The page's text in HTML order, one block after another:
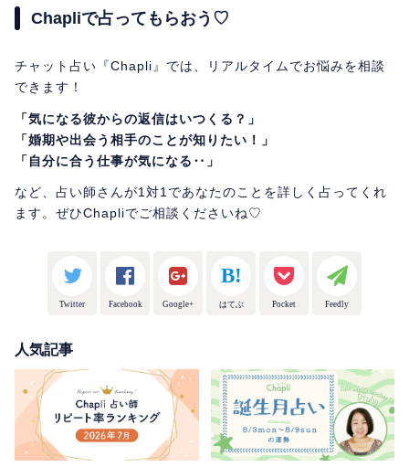
Chapliで占ってもらおう♡
チャット占い『Chapli』では、リアルタイムでお悩みを相談
できます！
「気になる彼からの返信はいつくる？」
「婚期や出会う相手のことが知りたい！」
「自分に合う仕事が気になる‥」
など、占い師さんが1対1であなたのことを詳しく占ってくれ
ます。ぜひChapliでご相談くださいね♡
Twitter Facebook Google+ はてぶ Pocket Feedly
人気記事